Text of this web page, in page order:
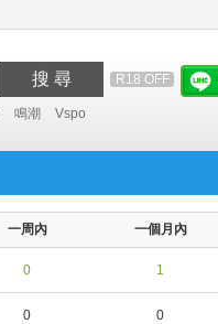
搜 尋 R18 OFF
鳴潮 Vspo
一周內 一個月內
0 1
0 0